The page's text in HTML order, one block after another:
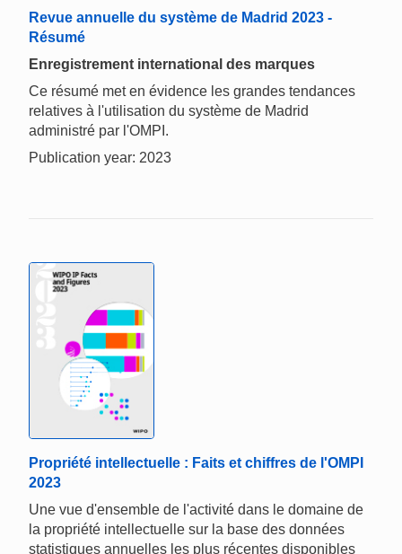
Revue annuelle du système de Madrid 2023 -
Résumé
Enregistrement international des marques
Ce résumé met en évidence les grandes tendances
relatives à l'utilisation du système de Madrid
administré par l'OMPI.
Publication year: 2023
Propriété intellectuelle : Faits et chiffres de l'OMPI
2023
Une vue d'ensemble de l'activité dans le domaine de
la propriété intellectuelle sur la base des données
statistiques annuelles les plus récentes disponibles